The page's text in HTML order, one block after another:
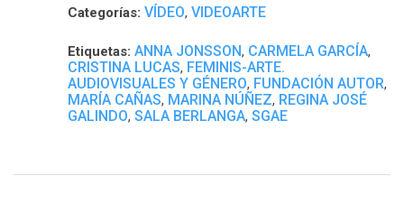
Categorías: VÍDEO, VIDEOARTE
Etiquetas: ANNA JONSSON, CARMELA GARCÍA,
CRISTINA LUCAS, FEMINIS-ARTE.
AUDIOVISUALES Y GÉNERO, FUNDACIÓN AUTOR,
MARÍA CAÑAS, MARINA NÚÑEZ, REGINA JOSÉ
GALINDO, SALA BERLANGA, SGAE